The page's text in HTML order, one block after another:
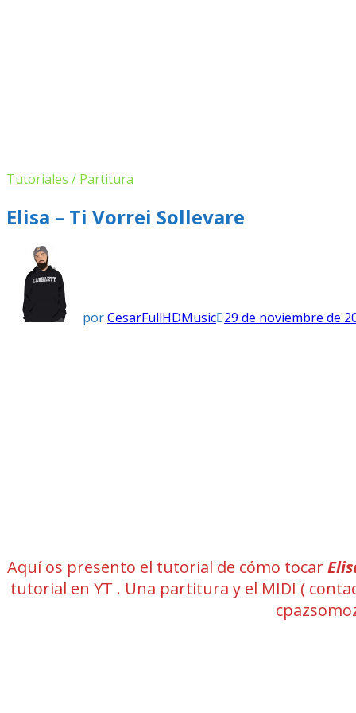
Tutoriales / Partitura
Elisa – Ti Vorrei Sollevare
porCesarFullHDMusic 29 de noviembre de
Aquí os presento el tutorial de cómo tocar
tutorial en YT . Una partitura y el MIDI (